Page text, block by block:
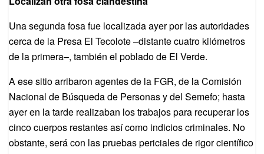
Una segunda fosa fue localizada ayer por las autoridades
cerca de la Presa El Tecolote –distante cuatro kilómetros
de la primera–, también el poblado de El Verde.
A ese sitio arribaron agentes de la FGR, de la Comisión
Nacional de Búsqueda de Personas y del Semefo; hasta
ayer en la tarde realizaban los trabajos para recuperar los
cinco cuerpos restantes así como indicios criminales. No
obstante, será con las pruebas periciales de rigor científico